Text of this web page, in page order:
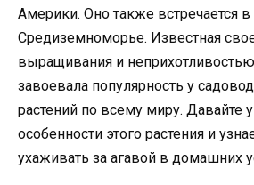
Америки. Оно также встречается в
Средиземноморье. Известная
выращивания и
завоевала популярность у
растений по всему миру. Давайте
особенности этого растения и
ухаживать за агавой в домашних